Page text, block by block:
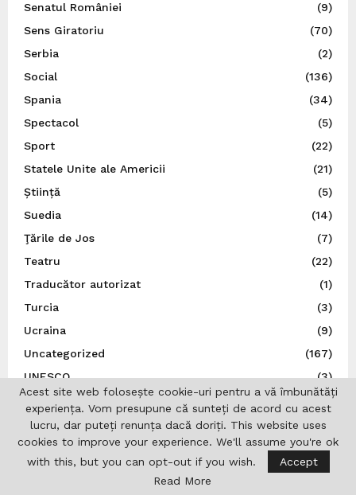
Senatul României
(9)
Sens Giratoriu
(70)
Serbia
(2)
Social
(136)
Spania
(34)
Spectacol
(5)
Sport
(22)
Statele Unite ale Americii
(21)
Știință
(5)
Suedia
(14)
Ţările de Jos
(7)
Teatru
(22)
Traducător autorizat
(1)
Turcia
(3)
Ucraina
(9)
Uncategorized
(167)
UNESCO
(3)
Ungaria
(10)
Uniunea Europeană
(16)
Uniunea Ziariștilor Profesioniști din România
(37)
Acest site web folosește cookie-uri pentru a vă îmbunătăți
experiența. Vom presupune că sunteți de acord cu acest
lucru, dar puteți renunța dacă doriți. This website uses
cookies to improve your experience. We'll assume you're ok
with this, but you can opt-out if you wish.
Accept
Read More